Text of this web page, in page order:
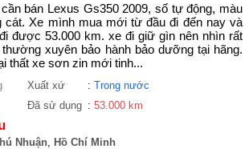
bán Lexus Gs350 2009, số tự động, màu
cát. Xe mình mua mới từ đầu đi đến nay và
được 53.000 km. xe đi giữ gìn nên nhìn rất
thường xuyên bảo hành bảo dưỡng tại hãng.
thất xe sơn zin mới tinh...
Xuất xứ : Trong nước
Đã sử dụng : 53.000 km
Nhuận, Hồ Chí Minh